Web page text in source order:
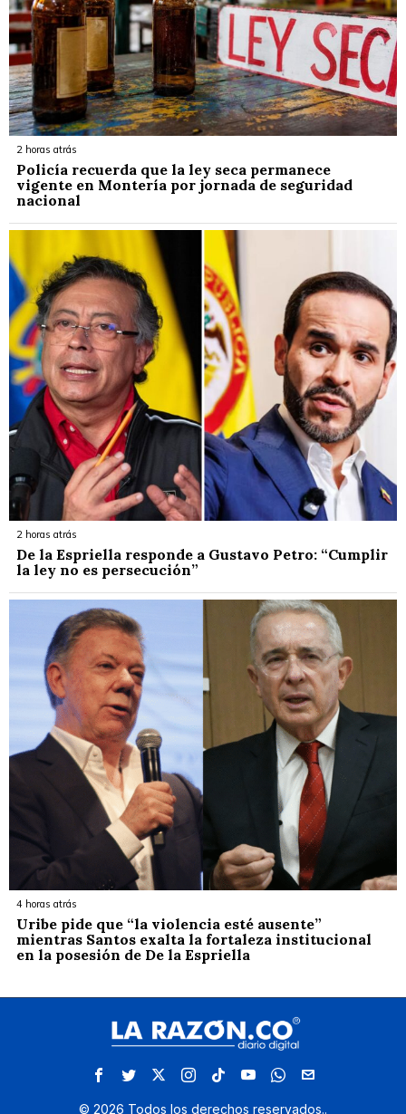
2 horas atrás
Policía recuerda que la ley seca permanece
vigente en Montería por jornada de seguridad
nacional
2 horas atrás
De la Espriella responde a Gustavo Petro: “Cumplir
la ley no es persecución”
4 horas atrás
Uribe pide que “la violencia esté ausente”
mientras Santos exalta la fortaleza institucional
en la posesión de De la Espriella
© 2026 Todos los derechos reservados..